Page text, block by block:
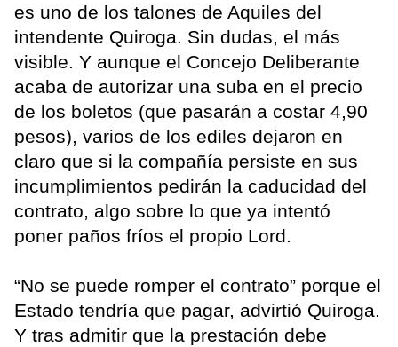
es uno de los talones de Aquiles del
intendente Quiroga. Sin dudas, el más
visible. Y aunque el Concejo Deliberante
acaba de autorizar una suba en el precio
de los boletos (que pasarán a costar 4,90
pesos), varios de los ediles dejaron en
claro que si la compañía persiste en sus
incumplimientos pedirán la caducidad del
contrato, algo sobre lo que ya intentó
poner paños fríos el propio Lord.
“No se puede romper el contrato” porque el
Estado tendría que pagar, advirtió Quiroga.
Y tras admitir que la prestación debe